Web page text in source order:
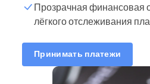
Прозрачная финансовая
лёгкого отслеживания
Принимать платежи